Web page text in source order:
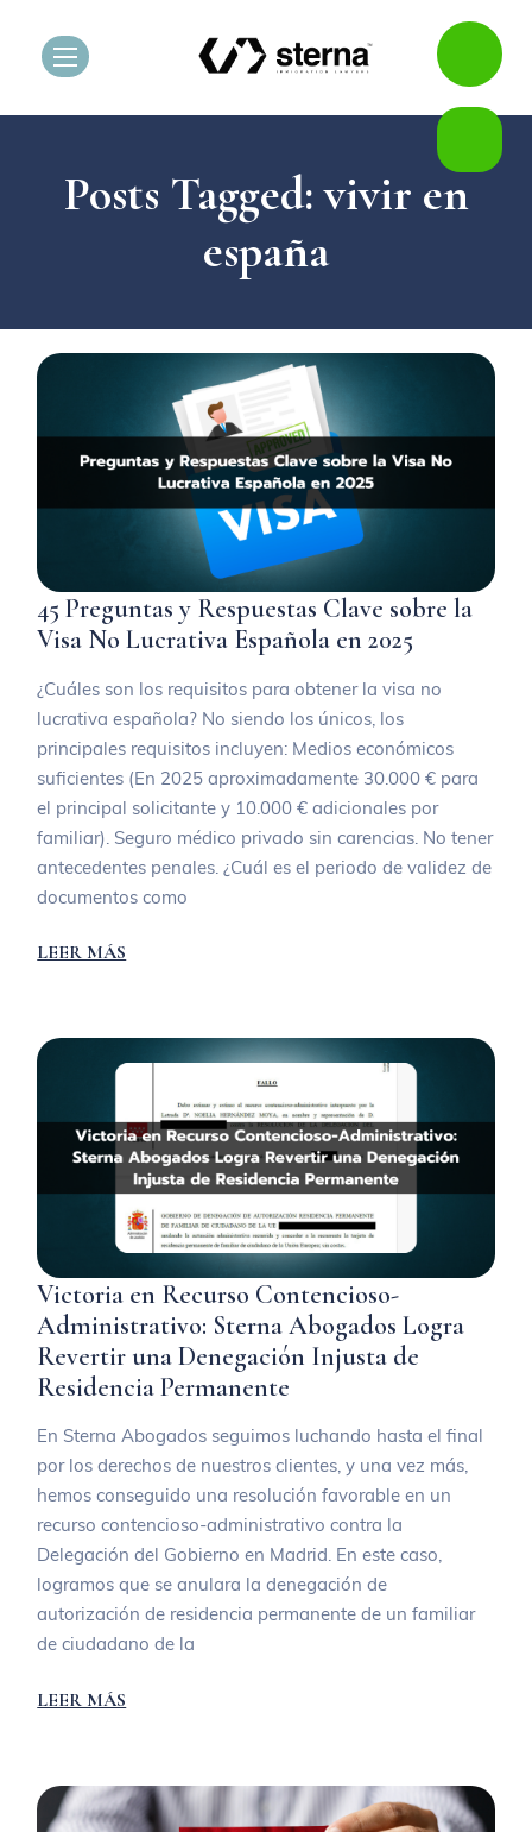
Posts Tagged: vivir en
españa
45 Preguntas y Respuestas Clave sobre la
Visa No Lucrativa Española en 2025
¿Cuáles son los requisitos para obtener la visa no
lucrativa española? No siendo los únicos, los
principales requisitos incluyen: Medios económicos
suficientes (En 2025 aproximadamente 30.000 € para
el principal solicitante y 10.000 € adicionales por
familiar). Seguro médico privado sin carencias. No tener
antecedentes penales. ¿Cuál es el periodo de validez de
documentos como
LEER MÁS
Victoria en Recurso Contencioso-
Administrativo: Sterna Abogados Logra
Revertir una Denegación Injusta de
Residencia Permanente
En Sterna Abogados seguimos luchando hasta el final
por los derechos de nuestros clientes, y una vez más,
hemos conseguido una resolución favorable en un
recurso contencioso-administrativo contra la
Delegación del Gobierno en Madrid. En este caso,
logramos que se anulara la denegación de
autorización de residencia permanente de un familiar
de ciudadano de la
LEER MÁS